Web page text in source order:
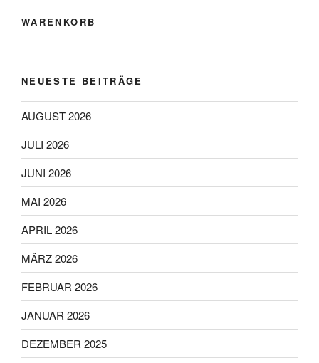
WARENKORB
NEUESTE BEITRÄGE
AUGUST 2026
JULI 2026
JUNI 2026
MAI 2026
APRIL 2026
MÄRZ 2026
FEBRUAR 2026
JANUAR 2026
DEZEMBER 2025